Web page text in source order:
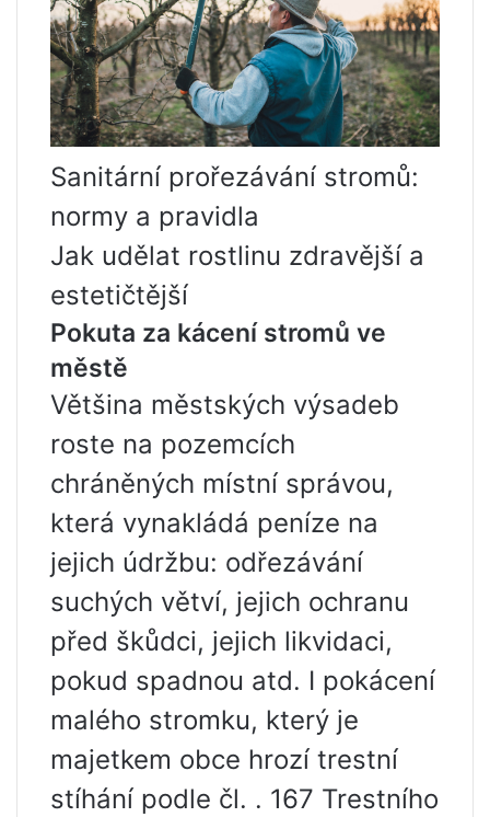
Sanitární prořezávání stromů:
normy a pravidla
Jak udělat rostlinu zdravější a
estetičtější
Pokuta za kácení stromů ve
městě
Většina městských výsadeb
roste na pozemcích
chráněných místní správou,
která vynakládá peníze na
jejich údržbu: odřezávání
suchých větví, jejich ochranu
před škůdci, jejich likvidaci,
pokud spadnou atd. I pokácení
malého stromku, který je
majetkem obce hrozí trestní
stíhání podle čl. . 167 Trestního